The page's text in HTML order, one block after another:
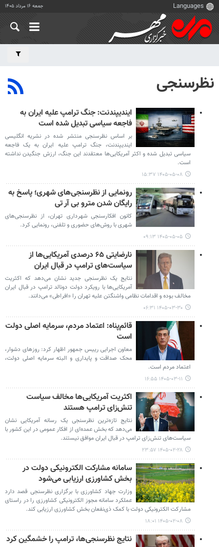
جمعه ۱۶ مرداد ۱۴۰۵
نظرسنجی
ایندیپندنت: جنگ ترامپ علیه ایران به
فاجعه سیاسی تبدیل شده است
بر اساس نظرسنجی منتشر شده در نشریه انگلیسی
ایندیپندنت، جنگ ترامپ علیه ایران به یک فاجعه
سیاسی تبدیل شده و اکثر آمریکایی‌ها معتقدند این جنگ، ارزش جنگیدن نداشته
است.
۱۴۰۵-۰۵-۰۸ ۱۵:۳۷
رونمایی از نظرسنجی‌های شهری؛ پاسخ به
رایگان شدن مترو بی آر تی
کانون افکارسنجی شهرداری تهران، از نظرسنجی‌های
شهری با روش‌های حضوری و تلفنی، رونمایی کرد.
۱۴۰۵-۰۵-۰۵ ۰۹:۱۳
نارضایتی ۶۵ درصدی آمریکایی‌ها از
سیاست‌های ترامپ در قبال ایران
نتایج یک نظرسنجی جدید نشان می‌دهد که اکثریت
آمریکایی‌ها با رویکرد دولت دونالد ترامپ در قبال ایران
مخالف بوده و اقدامات نظامی واشنگتن علیه تهران را «افراطی» می‌دانند.
۱۴۰۵-۰۳-۳۰ ۰۶:۳۱
قائم‌پناه: اعتماد مردم، سرمایه اصلی دولت
است
معاون اجرایی رییس جمهور اظهار کرد: روزهای دشوار،
محک صداقت و پایداری و البته سرمایه اصلی دولت،
اعتماد مردم است.
۱۴۰۵-۰۳-۱۱ ۱۶:۵۵
اکثریت آمریکایی‌ها مخالف سیاست
تنش‌زای ترامپ هستند
نتایج تازه‌ترین نظرسنجی یک رسانه آمریکایی نشان
می‌دهد که بخش عمده‌ای از افکار عمومی در این کشور با
سیاست‌های تنش‌زای ترامپ در قبال ایران موافق نیستند.
۱۴۰۵-۰۲-۲۸ ۲۳:۵۷
سامانه مشارکت الکترونیکی دولت در
بخش کشاورزی ارزیابی می‌شود
وزارت جهاد کشاورزی با برگزاری نظرسنجی قصد دارد
عملکرد سامانه‌ مجوز الکترونیکی کشاورزی را در راستای
مشارکت الکترونیکی دولت با کمک ذی‌نفعان بخش کشاورزی ارزیابی کند.
۱۴۰۵-۰۲-۰۸ ۱۸:۰۱
نتایج نظرسنجی‌ها، ترامپ را خشمگین کرد